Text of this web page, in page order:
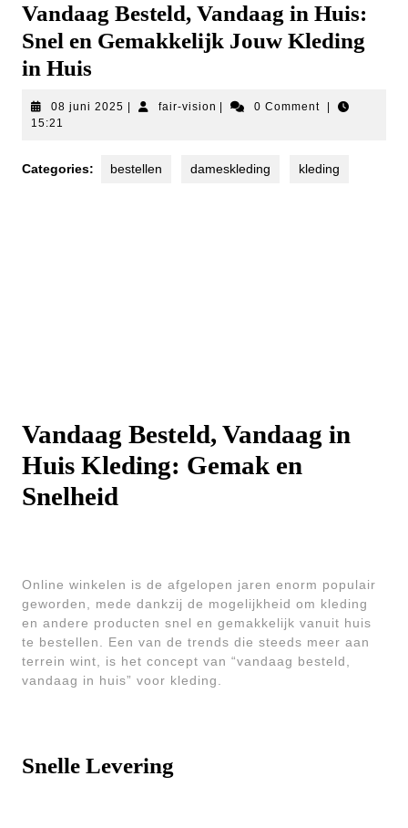
Vandaag Besteld, Vandaag in Huis:
Snel en Gemakkelijk Jouw Kleding
in Huis
08 juni 2025 08
fair-vision fair-
0 Comment
15:21
Categories: bestellen dameskleding kleding
Vandaag Besteld, Vandaag in
Huis Kleding: Gemak en
Snelheid
Online winkelen is de afgelopen jaren enorm populair
geworden, mede dankzij de mogelijkheid om kleding
en andere producten snel en gemakkelijk vanuit huis
te bestellen. Een van de trends die steeds meer aan
terrein wint, is het concept van “vandaag besteld,
vandaag in huis” voor kleding.
Snelle Levering